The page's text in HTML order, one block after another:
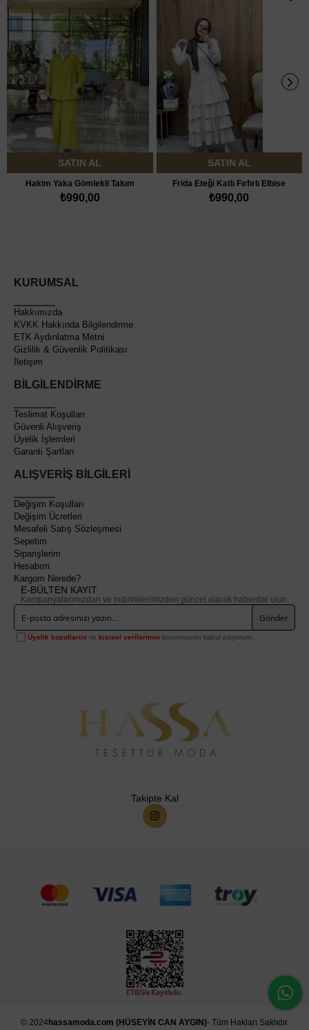
SATIN AL
Hakim Yaka Gömlekli Takım
₺990,00
SATIN AL
Frida Eteği Katlı Fırfırlı Elbise
₺990,00
KURUMSAL
Hakkımızda
KVKK Hakkında Bilgilendirme
ETK Aydınlatma Metni
Gizlilik & Güvenlik Politikası
İletişim
BİLGİLENDİRME
Teslimat Koşulları
Güvenli Alışveriş
Üyelik İşlemleri
Garanti Şartları
ALIŞVERİŞ BİLGİLERİ
Değişim Koşulları
Değişim Ücretleri
Mesafeli Satış Sözleşmesi
Sepetim
Siparişlerim
Hesabım
Kargom Nerede?
E-BÜLTEN KAYIT
Kampanyalarımızdan ve indirimlerimizden güncel olarak haberdar olun.
Gönder
Üyelik koşullarını ve kişisel verilerimin korunmasını kabul ediyorum.
Takipte Kal
© 2024hassamoda.com (HÜSEYİN CAN AYGIN)- Tüm Hakları Saklıdır.